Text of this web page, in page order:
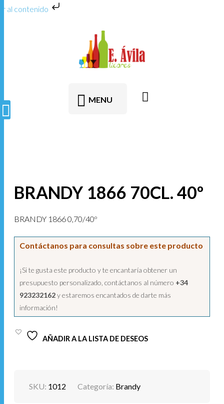
Ir al contenido
MENU
BRANDY 1866 70CL. 40º
BRANDY 1866 0,70/40º
Contáctanos para consultas sobre este producto
¡Si te gusta este producto y te encantaría obtener un
presupuesto personalizado, contáctanos al número +34
923232162y estaremos encantados de darte más
información!
AÑADIR A LA LISTA DE DESEOS
SKU: 1012 Categoría: Brandy